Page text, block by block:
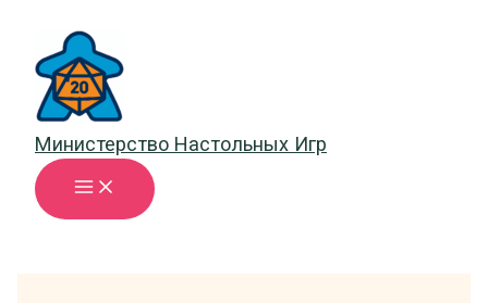
содержимому
Министерство Настольных Игр